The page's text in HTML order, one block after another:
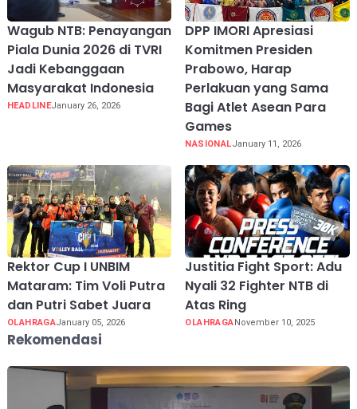
Wagub NTB: Penayangan
Piala Dunia 2026 di TVRI
Jadi Kebanggaan
Masyarakat Indonesia
HEADLINEJanuary 26, 2026
DPP IMORI Apresiasi
Komitmen Presiden
Prabowo, Harap
Perlakuan yang Sama
Bagi Atlet Asean Para
Games
NASIONALJanuary 11, 2026
Rektor Cup I UNBIM
Mataram: Tim Voli Putra
dan Putri Sabet Juara
OLAHRAGAJanuary 05, 2026
Justitia Fight Sport: Adu
Nyali 32 Fighter NTB di
Atas Ring
OLAHRAGANovember 10, 2025
Rekomendasi